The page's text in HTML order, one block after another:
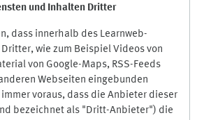
und Inhalten Dritter
dass innerhalb des Learnweb-
wie zum Beispiel Videos von
von Google-Maps, RSS-Feeds
Webseiten eingebunden
voraus, dass die Anbieter dieser
bezeichnet als "Dritt-Anbieter") die